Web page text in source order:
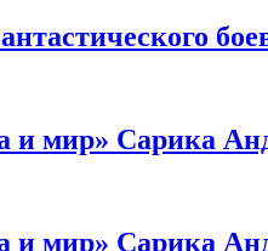
и мир» Сарика
и мир» Сарика